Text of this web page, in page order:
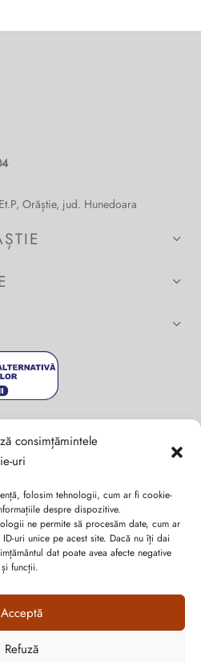
consimțămintele
uri
folosim tehnologii, cum ar fi cookie-
despre dispozitive.
ne permite să procesăm date, cum ar
uri unice pe acest site. Dacă nu îți dai
dat poate avea afecte negative
funcții.
Acceptă
Refuză
Orăștie, jud. Hunedoara
oferte Suveran SRL
de sezon, oferte și promoții de